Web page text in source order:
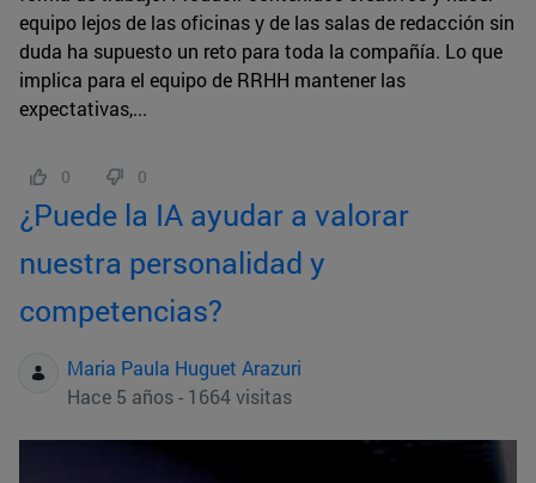
equipo lejos de las oficinas y de las salas de redacción sin
duda ha supuesto un reto para toda la compañía. Lo que
implica para el equipo de RRHH mantener las
expectativas,...
0 0
¿Puede la IA ayudar a valorar
nuestra personalidad y
competencias?
Maria Paula Huguet Arazuri
Hace 5 años - 1664 visitas